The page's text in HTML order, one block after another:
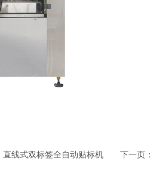
直线式双标签全自动贴标机 下一页：